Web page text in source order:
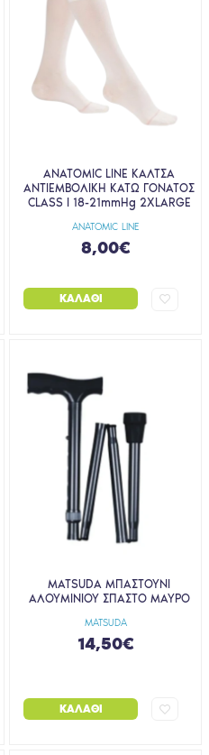
ANATOMIC LINE
ANATOMIC LINE ΚΑΛΤΣΑ
ΑΝΤΙΕΜΒΟΛΙΚΗ ΚΑΤΩ ΓΟΝΑΤΟΣ
CLASS I 18-21mmHg 2XLARGE
8,00€
ΚΑΛΆΘΙ
MATSUDA
MATSUDA ΜΠΑΣΤΟΥΝΙ
ΑΛΟΥΜΙΝΙΟΥ ΣΠΑΣΤΟ MΑΥΡΟ
14,50€
ΚΑΛΆΘΙ